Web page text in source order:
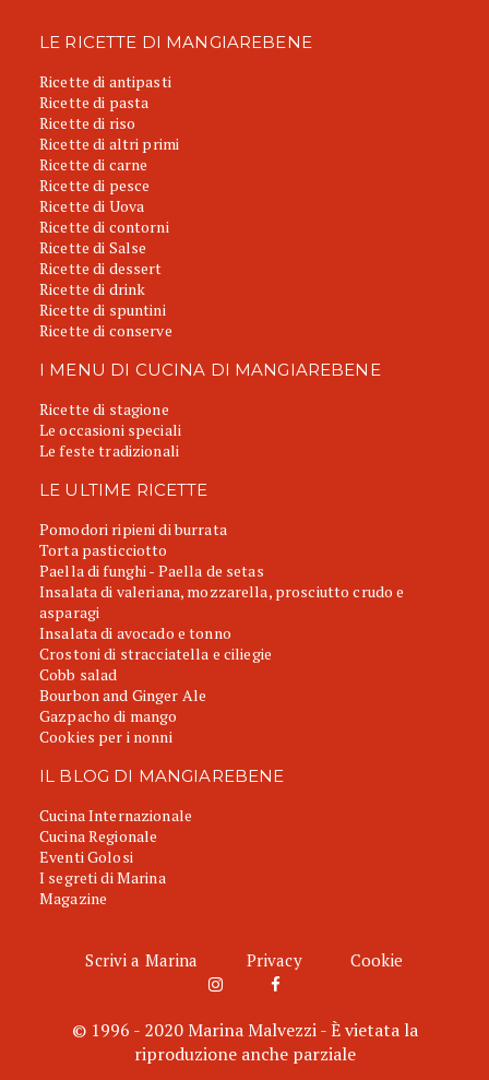
LE RICETTE DI MANGIAREBENE
Ricette di antipasti
Ricette di pasta
Ricette di riso
Ricette di altri primi
Ricette di carne
Ricette di pesce
Ricette di Uova
Ricette di contorni
Ricette di Salse
Ricette di dessert
Ricette di drink
Ricette di spuntini
Ricette di conserve
I MENU DI CUCINA DI MANGIAREBENE
Ricette di stagione
Le occasioni speciali
Le feste tradizionali
LE ULTIME RICETTE
Pomodori ripieni di burrata
Torta pasticciotto
Paella di funghi - Paella de setas
Insalata di valeriana, mozzarella, prosciutto crudo e
asparagi
Insalata di avocado e tonno
Crostoni di stracciatella e ciliegie
Cobb salad
Bourbon and Ginger Ale
Gazpacho di mango
Cookies per i nonni
IL BLOG DI MANGIAREBENE
Cucina Internazionale
Cucina Regionale
Eventi Golosi
I segreti di Marina
Magazine
Scrivi a Marina Privacy Cookie
© 1996 - 2020 Marina Malvezzi - È vietata la
riproduzione anche parziale